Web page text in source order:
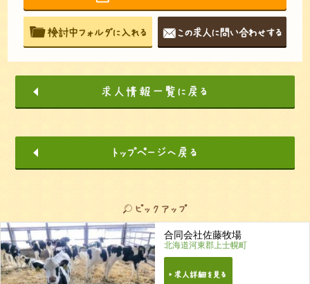
合同会社佐藤牧場
北海道河東郡上士幌町